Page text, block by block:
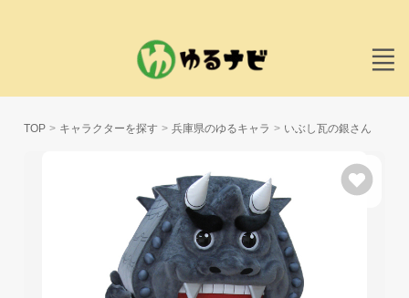
TOP キャラクターを探す 兵庫県のゆるキャラ いぶし瓦の銀さん